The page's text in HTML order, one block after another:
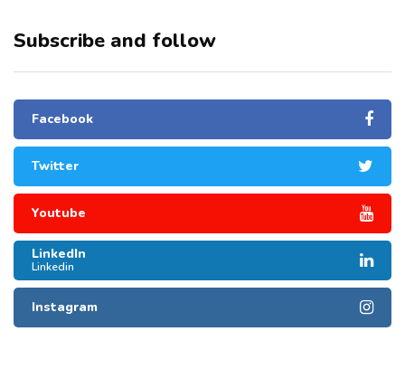
Subscribe and follow
Facebook
Twitter
Youtube
LinkedIn
Linkedin
Instagram